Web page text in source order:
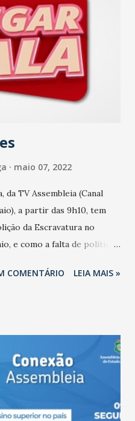
A inflação tem
Nosso objetivo foi
barrar esse reajuste que
destacou o
que foi o articulador do
cearense. O
do presidente da OAB-
maio 07, 2022
da TV Assembleia (Canal
a partir das 9h10, tem
da Escravatura no
e como a falta de políticas
e desigualdade
na promoção da
e preservação da cultura
do Movimento Negro
No segundo bloco,
Vera Rodrigues, da
COMENTÁRIO LEIA MAIS »